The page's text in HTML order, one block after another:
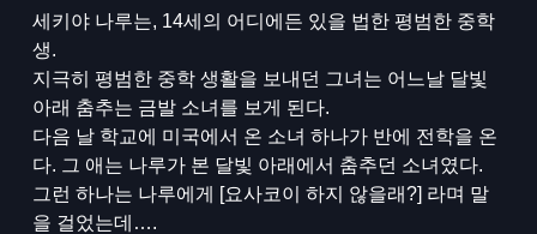
세키야 나루는, 14세의 어디에든 있을 법한 평범한 중학
생.
지극히 평범한 중학 생활을 보내던 그녀는 어느날 달빛
아래 춤추는 금발 소녀를 보게 된다.
다음 날 학교에 미국에서 온 소녀 하나가 반에 전학을 온
다. 그 애는 나루가 본 달빛 아래에서 춤추던 소녀였다.
그런 하나는 나루에게 [요사코이 하지 않을래?] 라며 말
을 걸었는데….